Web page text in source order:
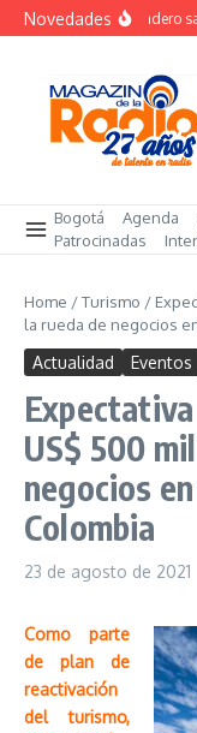
Saltar al contenido
NovedadesEl verdadero
Bogotá Agenda
Patrocinadas
Home /Turismo /
la rueda de negocios
Actualidad Eventos
US$ 500
negocios
Colombia
23 de agosto de 2021
Como parte
de plan de
reactivación
del turismo,